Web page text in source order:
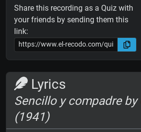
Share this recording as a Quiz with
your friends by sending them this
link:
Lyrics
Sencillo y compadre by
(1941)